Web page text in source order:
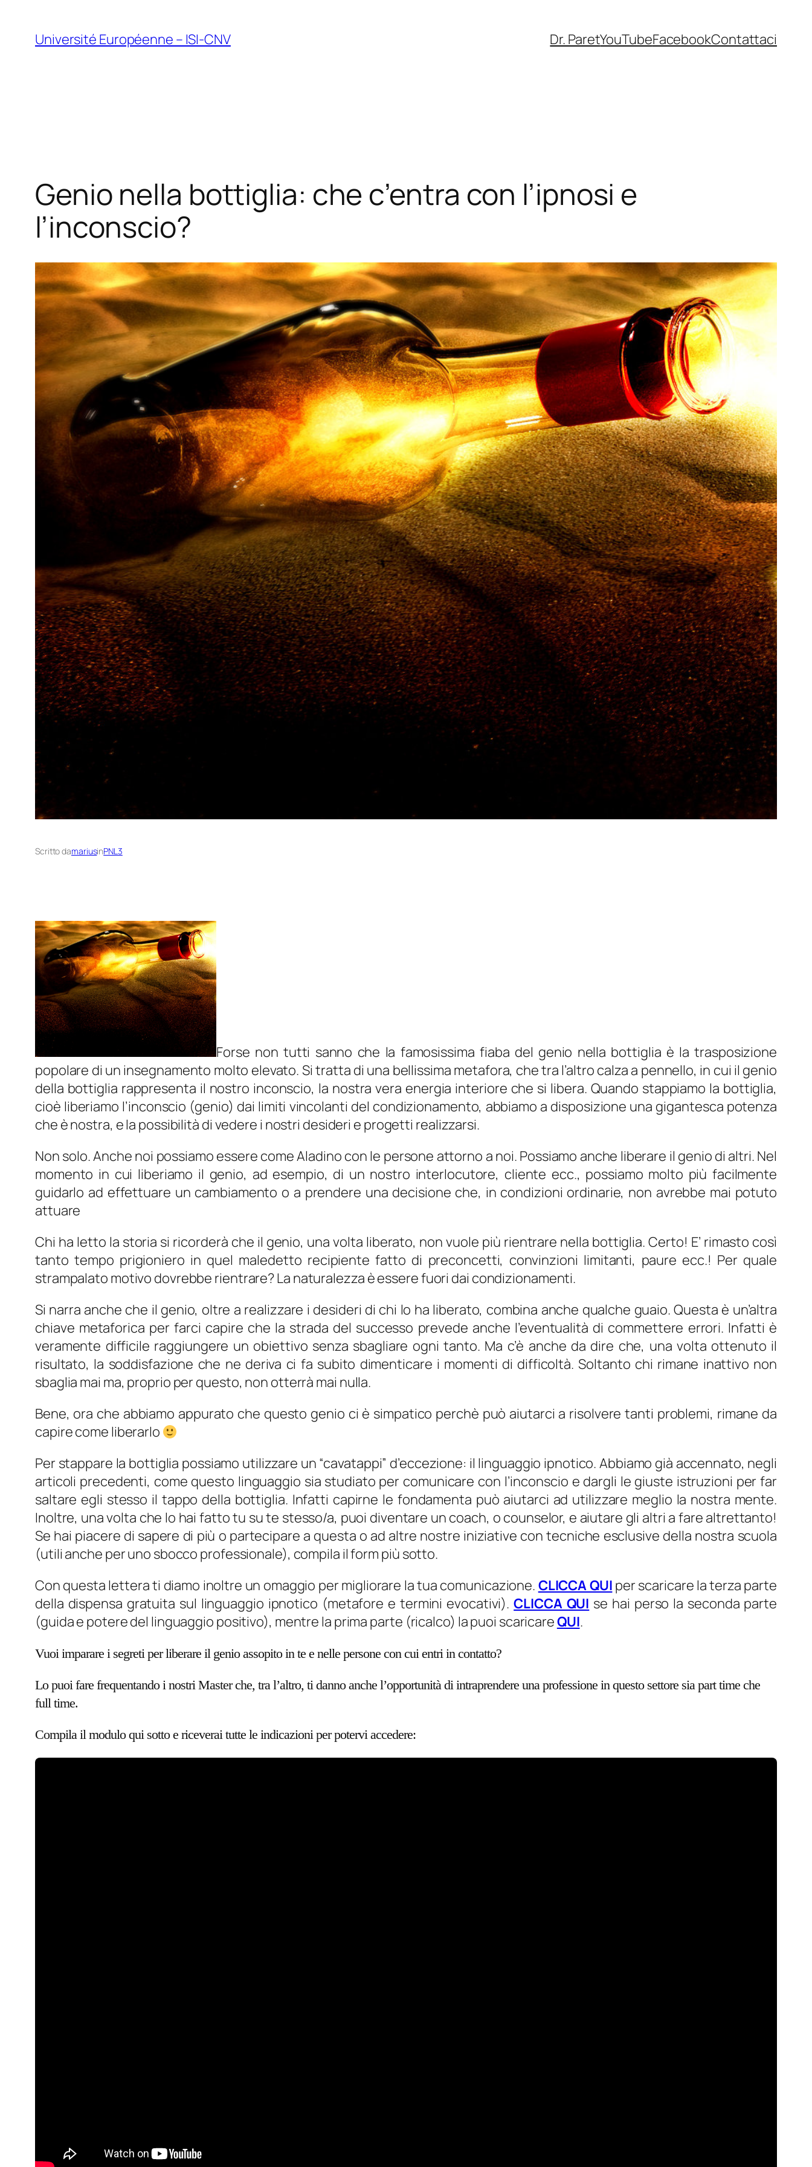
contenuto
Université Européenne – ISI-CNV Dr. ParetYouTubeFacebookContattaci
Genio nella bottiglia: che c’entra con l’ipnosi e
l’inconscio?
Scritto damariusinPNL3
Forse non tutti sanno che la famosissima fiaba del genio nella bottiglia è la trasposizione
popolare di un insegnamento molto elevato. Si tratta di una bellissima metafora, che tra l’altro calza a pennello, in cui il genio
della bottiglia rappresenta il nostro inconscio, la nostra vera energia interiore che si libera. Quando stappiamo la bottiglia,
cioè liberiamo l’inconscio (genio) dai limiti vincolanti del condizionamento, abbiamo a disposizione una gigantesca potenza
che è nostra, e la possibilità di vedere i nostri desideri e progetti realizzarsi.
Non solo. Anche noi possiamo essere come Aladino con le persone attorno a noi. Possiamo anche liberare il genio di altri. Nel
momento in cui liberiamo il genio, ad esempio, di un nostro interlocutore, cliente ecc., possiamo molto più facilmente
guidarlo ad effettuare un cambiamento o a prendere una decisione che, in condizioni ordinarie, non avrebbe mai potuto
attuare
Chi ha letto la storia si ricorderà che il genio, una volta liberato, non vuole più rientrare nella bottiglia. Certo! E’ rimasto così
tanto tempo prigioniero in quel maledetto recipiente fatto di preconcetti, convinzioni limitanti, paure ecc.! Per quale
strampalato motivo dovrebbe rientrare? La naturalezza è essere fuori dai condizionamenti.
Si narra anche che il genio, oltre a realizzare i desideri di chi lo ha liberato, combina anche qualche guaio. Questa è un’altra
chiave metaforica per farci capire che la strada del successo prevede anche l’eventualità di commettere errori. Infatti è
veramente difficile raggiungere un obiettivo senza sbagliare ogni tanto. Ma c’è anche da dire che, una volta ottenuto il
risultato, la soddisfazione che ne deriva ci fa subito dimenticare i momenti di difficoltà. Soltanto chi rimane inattivo non
sbaglia mai ma, proprio per questo, non otterrà mai nulla.
Bene, ora che abbiamo appurato che questo genio ci è simpatico perchè può aiutarci a risolvere tanti problemi, rimane da
capire come liberarlo
Per stappare la bottiglia possiamo utilizzare un “cavatappi” d’eccezione: il linguaggio ipnotico. Abbiamo già accennato, negli
articoli precedenti, come questo linguaggio sia studiato per comunicare con l’inconscio e dargli le giuste istruzioni per far
saltare egli stesso il tappo della bottiglia. Infatti capirne le fondamenta può aiutarci ad utilizzare meglio la nostra mente.
Inoltre, una volta che lo hai fatto tu su te stesso/a, puoi diventare un coach, o counselor, e aiutare gli altri a fare altrettanto!
Se hai piacere di sapere di più o partecipare a questa o ad altre nostre iniziative con tecniche esclusive della nostra scuola
(utili anche per uno sbocco professionale), compila il form più sotto.
Con questa lettera ti diamo inoltre un omaggio per migliorare la tua comunicazione. CLICCA QUI per scaricare la terza parte
della dispensa gratuita sul linguaggio ipnotico (metafore e termini evocativi).CLICCA QUI se hai perso la seconda parte
(guida e potere del linguaggio positivo), mentre la prima parte (ricalco) la puoi scaricareQUI.
Vuoi imparare i segreti per liberare il genio assopito in te e nelle persone con cui entri in contatto?
Lo puoi fare frequentando i nostri Master che, tra l’altro, ti danno anche l’opportunità di intraprendere una professione in questo settore sia part time che
full time.
Compila il modulo qui sotto e riceverai tutte le indicazioni per potervi accedere: